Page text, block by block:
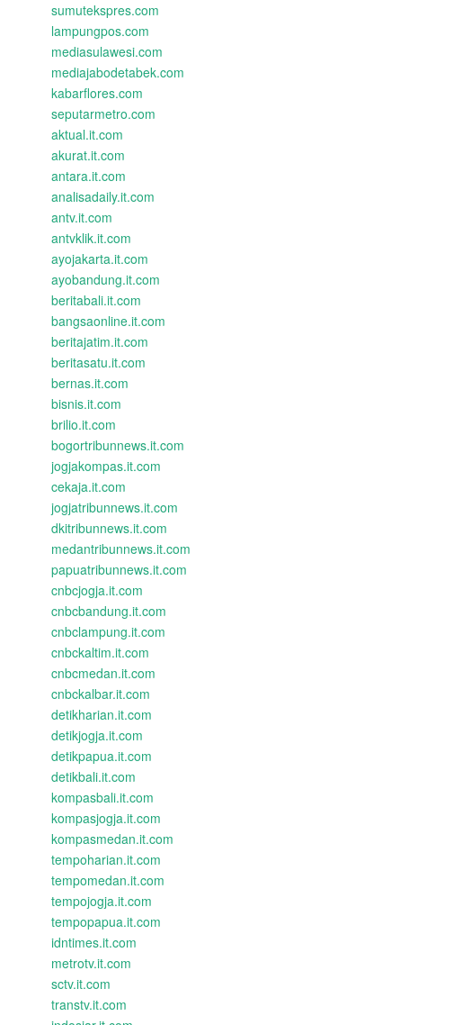
sumutekspres.com
lampungpos.com
mediasulawesi.com
mediajabodetabek.com
kabarflores.com
seputarmetro.com
aktual.it.com
akurat.it.com
antara.it.com
analisadaily.it.com
antv.it.com
antvklik.it.com
ayojakarta.it.com
ayobandung.it.com
beritabali.it.com
bangsaonline.it.com
beritajatim.it.com
beritasatu.it.com
bernas.it.com
bisnis.it.com
brilio.it.com
bogortribunnews.it.com
jogjakompas.it.com
cekaja.it.com
jogjatribunnews.it.com
dkitribunnews.it.com
medantribunnews.it.com
papuatribunnews.it.com
cnbcjogja.it.com
cnbcbandung.it.com
cnbclampung.it.com
cnbckaltim.it.com
cnbcmedan.it.com
cnbckalbar.it.com
detikharian.it.com
detikjogja.it.com
detikpapua.it.com
detikbali.it.com
kompasbali.it.com
kompasjogja.it.com
kompasmedan.it.com
tempoharian.it.com
tempomedan.it.com
tempojogja.it.com
tempopapua.it.com
idntimes.it.com
metrotv.it.com
sctv.it.com
transtv.it.com